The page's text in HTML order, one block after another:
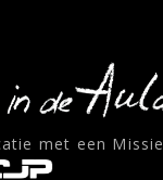
met een Missie